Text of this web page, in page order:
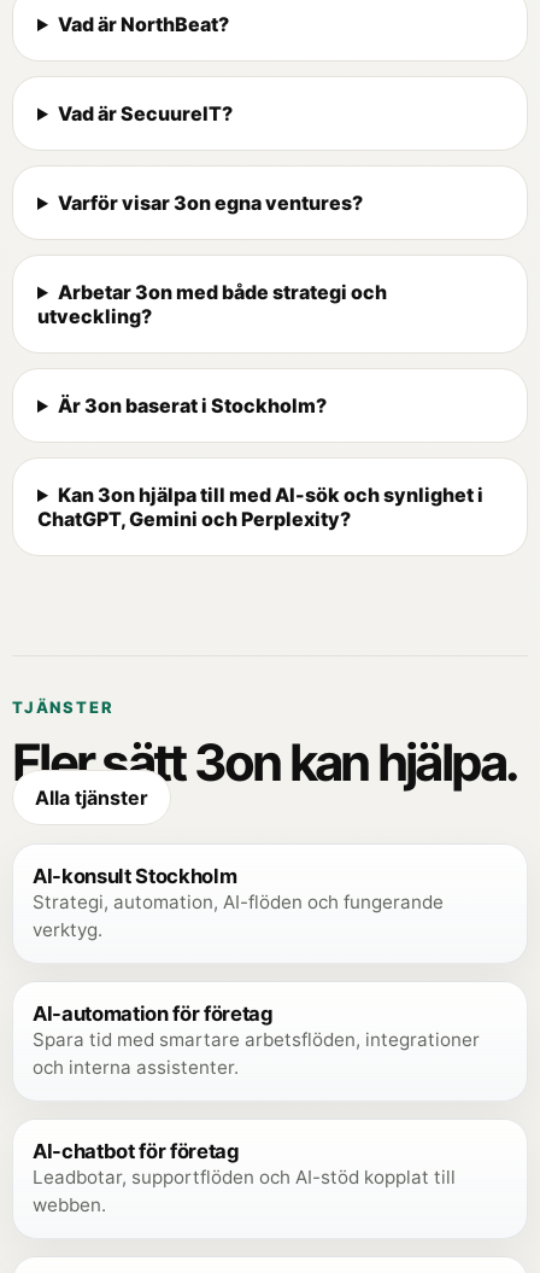
Vad är NorthBeat?
Vad är SecuureIT?
Varför visar 3on egna ventures?
Arbetar 3on med både strategi och
utveckling?
Är 3on baserat i Stockholm?
Kan 3on hjälpa till med AI-sök och synlighet i
ChatGPT, Gemini och Perplexity?
TJÄNSTER
Fler sätt 3on kan hjälpa.
Alla tjänster
AI-konsult Stockholm
Strategi, automation, AI-flöden och fungerande
verktyg.
AI-automation för företag
Spara tid med smartare arbetsflöden, integrationer
och interna assistenter.
AI-chatbot för företag
Leadbotar, supportflöden och AI-stöd kopplat till
webben.